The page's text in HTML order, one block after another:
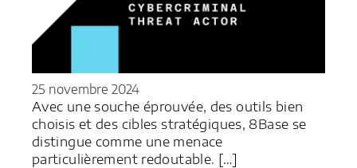
25 novembre 2024
Avec une souche éprouvée, des outils bien
choisis et des cibles stratégiques, 8Base se
distingue comme une menace
particulièrement redoutable. […]